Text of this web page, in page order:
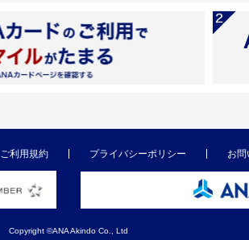
ご利用規約 プライバシーポリシー お問
Copyright ©ANA Akindo Co., Ltd